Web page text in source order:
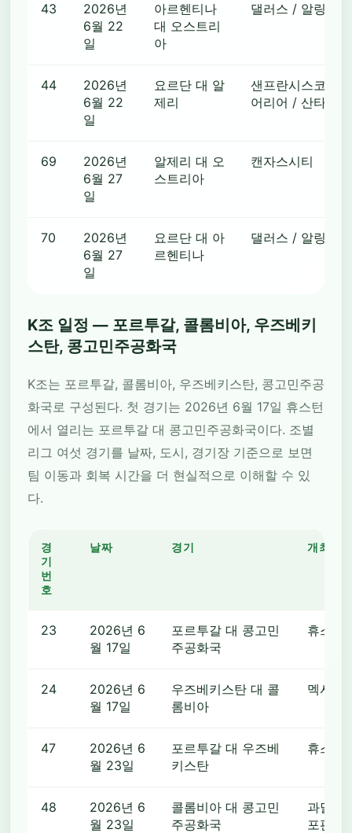
43
2026년
6월 22
일
아르헨티나
대 오스트리
아
댈러스 / 알링턴
44
2026년
6월 22
일
요르단 대 알
제리
샌프란시스코 베
어리어 / 산타클
69
2026년
6월 27
일
알제리 대 오
스트리아
캔자스시티
70
2026년
6월 27
일
요르단 대 아
르헨티나
댈러스 / 알링턴
K조 일정 — 포르투갈, 콜롬비아, 우즈베키
스탄, 콩고민주공화국
K조는 포르투갈, 콜롬비아, 우즈베키스탄, 콩고민주공
화국로 구성된다. 첫 경기는 2026년 6월 17일 휴스턴
에서 열리는 포르투갈 대 콩고민주공화국이다. 조별
리그 여섯 경기를 날짜, 도시, 경기장 기준으로 보면
팀 이동과 회복 시간을 더 현실적으로 이해할 수 있
다.
경
기
번
호
날짜 경기 개최 도
23
2026년 6
월 17일
포르투갈 대 콩고민
주공화국
휴스턴
24
2026년 6
월 17일
우즈베키스탄 대 콜
롬비아
멕시코
47
2026년 6
월 23일
포르투갈 대 우즈베
키스탄
휴스턴
48
2026년 6
월 23일
콜롬비아 대 콩고민
주공화국
과달라
포판